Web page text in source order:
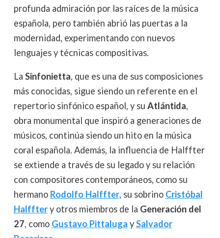
profunda admiración por las raíces de la música
española, pero también abrió las puertas a la
modernidad, experimentando con nuevos
lenguajes y técnicas compositivas.
La Sinfonietta, que es una de sus composiciones
más conocidas, sigue siendo un referente en el
repertorio sinfónico español, y su Atlántida,
obra monumental que inspiró a generaciones de
músicos, continúa siendo un hito en la música
coral española. Además, la influencia de Halffter
se extiende a través de su legado y su relación
con compositores contemporáneos, como su
hermano Rodolfo Halffter, su sobrino Cristóbal
Halfftery otros miembros de la Generación del
27, como Gustavo Pittaluga ySalvador